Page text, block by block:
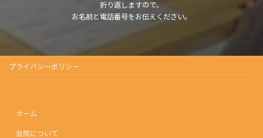
折り返しますので、
お名前と電話番号をお伝えください。
プライバシーポリシー
ホーム
当院について